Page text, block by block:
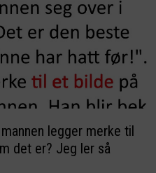
legger merke til
det er? Jeg ler så